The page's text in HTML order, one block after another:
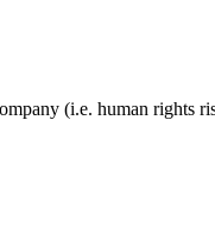
(i.e. human rights